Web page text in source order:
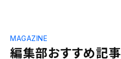
編集部おすすめ記事
MAGAZINE